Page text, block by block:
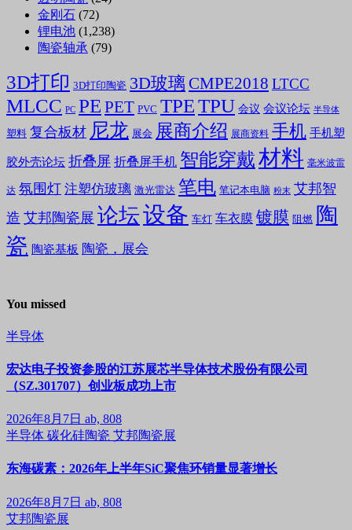
金刚石 (72)
锂电池 (1,238)
陶瓷轴承 (79)
3D打印 3D打印陶瓷 3D玻璃 CMPE2018 LTCC
MLCC PC PE PET PVC TPETPU 会议 会议论坛 半导体
塑料 复合板材 尼龙 展会 展商介绍 展商资料 手机 手机塑
胶外壳论坛 折叠屏 折叠屏手机 智能穿戴材料 毫米波雷
达 氛围灯 注塑仿玻璃 激光雷达 笔电 笔记本电脑 粉末 艾邦智
造 艾邦陶瓷展 论坛设备 车灯 车衣膜 镀膜 阻燃 陶
瓷 陶瓷基板 陶瓷，展会
You missed
半导体
宏达电子投资参股的江苏展芯半导体技术股份有限公司
（SZ.301707）创业板成功上市
2026年8月7日 ab, 808
半导体 碳化硅陶瓷 艾邦陶瓷展
东海碳素：2026年上半年SiC聚焦环销量显著增长
2026年8月7日 ab, 808
艾邦陶瓷展